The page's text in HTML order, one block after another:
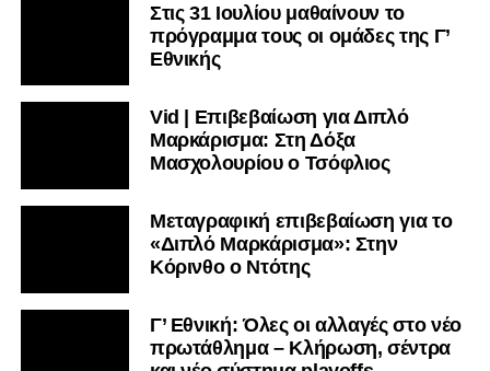
Στις 31 Ιουλίου μαθαίνουν το
πρόγραμμα τους οι ομάδες της Γ’
Εθνικής
Vid | Επιβεβαίωση για Διπλό
Μαρκάρισμα: Στη Δόξα
Μασχολουρίου ο Τσόφλιος
Μεταγραφική επιβεβαίωση για το
«Διπλό Μαρκάρισμα»: Στην
Κόρινθο ο Ντότης
Γ’ Εθνική: Όλες οι αλλαγές στο νέο
πρωτάθλημα – Κλήρωση, σέντρα